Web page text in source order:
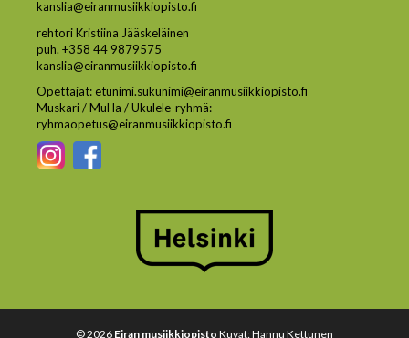
kanslia@eiranmusiikkiopisto.fi
rehtori Kristiina Jääskeläinen
puh. +358 44 9879575
kanslia@eiranmusiikkiopisto.fi
Opettajat: etunimi.sukunimi@eiranmusiikkiopisto.fi
Muskari / MuHa / Ukulele-ryhmä:
ryhmaopetus@eiranmusiikkiopisto.fi
© 2026 Eiran musiikkiopisto Kuvat: Hannu Kettunen